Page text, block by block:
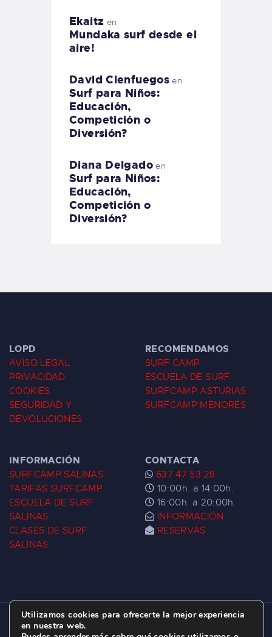
Ekaitz en
Mundaka surf desde el
aire!
David Cienfuegos en
Surf para Niños:
Educación,
Competición o
Diversión?
Diana Delgadoen
Surf para Niños:
Educación,
Competición o
Diversión?
LOPD
AVISO LEGAL
PRIVACIDAD
COOKIES
SEGURIDAD Y
DEVOLUCIONES
RECOMENDAMOS
SURF CAMP
ESCUELA DE SURF
SURFCAMP ASTURIAS
SURFCAMP MENORES
INFORMACIÓN
SURFCAMP SALINAS
TARIFAS SURFCAMP
ESCUELA DE SURF
SALINAS
CLASES DE SURF
SALINAS
CONTACTA
637 47 53 28
10:00h. a 14:00h.
16:00h. a 20:00h.
INFORMACIÓN
RESERVAS
ESCUELA DE SURF LAS DUNAS ©
2026.
Utilizamos cookies para ofrecerte la mejor experiencia
en nuestra web.